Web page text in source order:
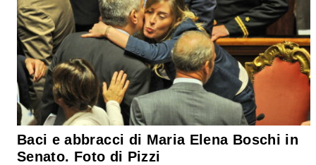
Baci e abbracci di Maria Elena Boschi in
Senato. Foto di Pizzi